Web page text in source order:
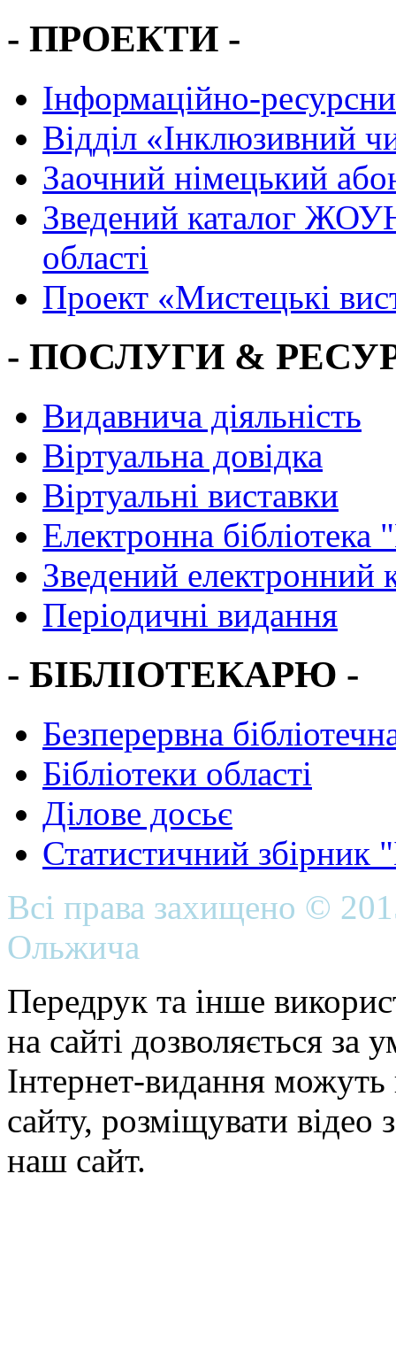
- ПРОЕКТИ -
Інформаційно-
Вiддiл «Інклюзивний
Заочний німецький
Зведений каталог
області
Проект «Мистецькі
- ПОСЛУГИ &
Видавнича діяльність
Віртуальна довідка
Віртуальні виставки
Електронна
Зведений електронний
Періодичні видання
- БІБЛІОТЕКАРЮ -
Безперервна
Бібліотеки області
Ділове досьє
Статистичний
Всі права захищено ©
Ольжича
Передрук та інше
на сайті дозволяється
Інтернет-видання можуть
сайту, розміщувати відео
наш сайт.